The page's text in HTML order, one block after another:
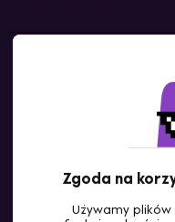
Zgoda na
Używamy